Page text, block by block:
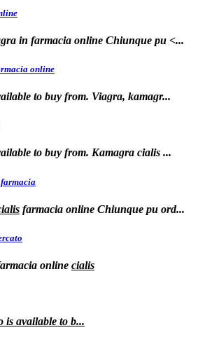
in farmacia online Chiunque pu <...
online
to buy from. Viagra, kamagr...
to buy from. Kamagra cialis ...
farmacia online Chiunque pu ord...
online cialis
is available to b...